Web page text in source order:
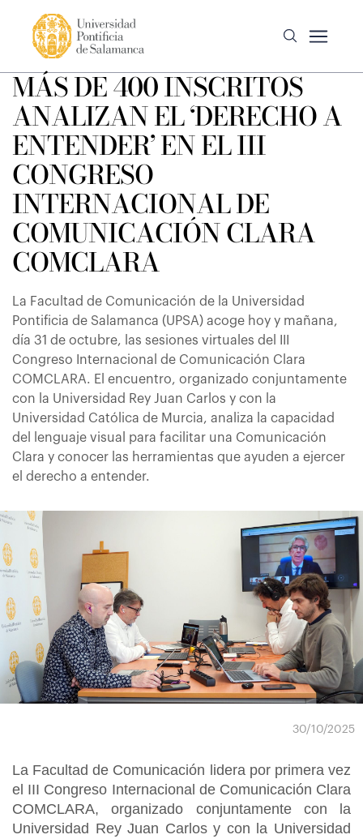
MÁS DE 400 INSCRITOS
ANALIZAN EL ‘DERECHO A
ENTENDER’ EN EL III
CONGRESO
INTERNACIONAL DE
COMUNICACIÓN CLARA
COMCLARA
La Facultad de Comunicación de la Universidad
Pontificia de Salamanca (UPSA) acoge hoy y mañana,
día 31 de octubre, las sesiones virtuales del III
Congreso Internacional de Comunicación Clara
COMCLARA. El encuentro, organizado conjuntamente
con la Universidad Rey Juan Carlos y con la
Universidad Católica de Murcia, analiza la capacidad
del lenguaje visual para facilitar una Comunicación
Clara y conocer las herramientas que ayuden a ejercer
el derecho a entender.
30/10/2025
La Facultad de Comunicación lidera por primera vez
el III Congreso Internacional de Comunicación Clara
COMCLARA, organizado conjuntamente con la
Universidad Rey Juan Carlos y con la Universidad